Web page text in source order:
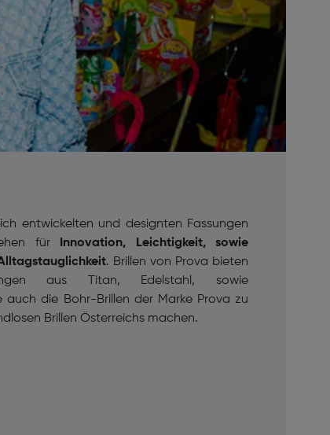
entwickelten und designten Fassungen
für Innovation, Leichtigkeit, sowie
. Brillen von Prova bieten
aus Titan, Edelstahl, sowie
auch die Bohr-Brillen der Marke Prova zu
Brillen Österreichs machen.